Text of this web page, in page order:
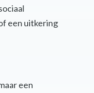
een uitkering
een